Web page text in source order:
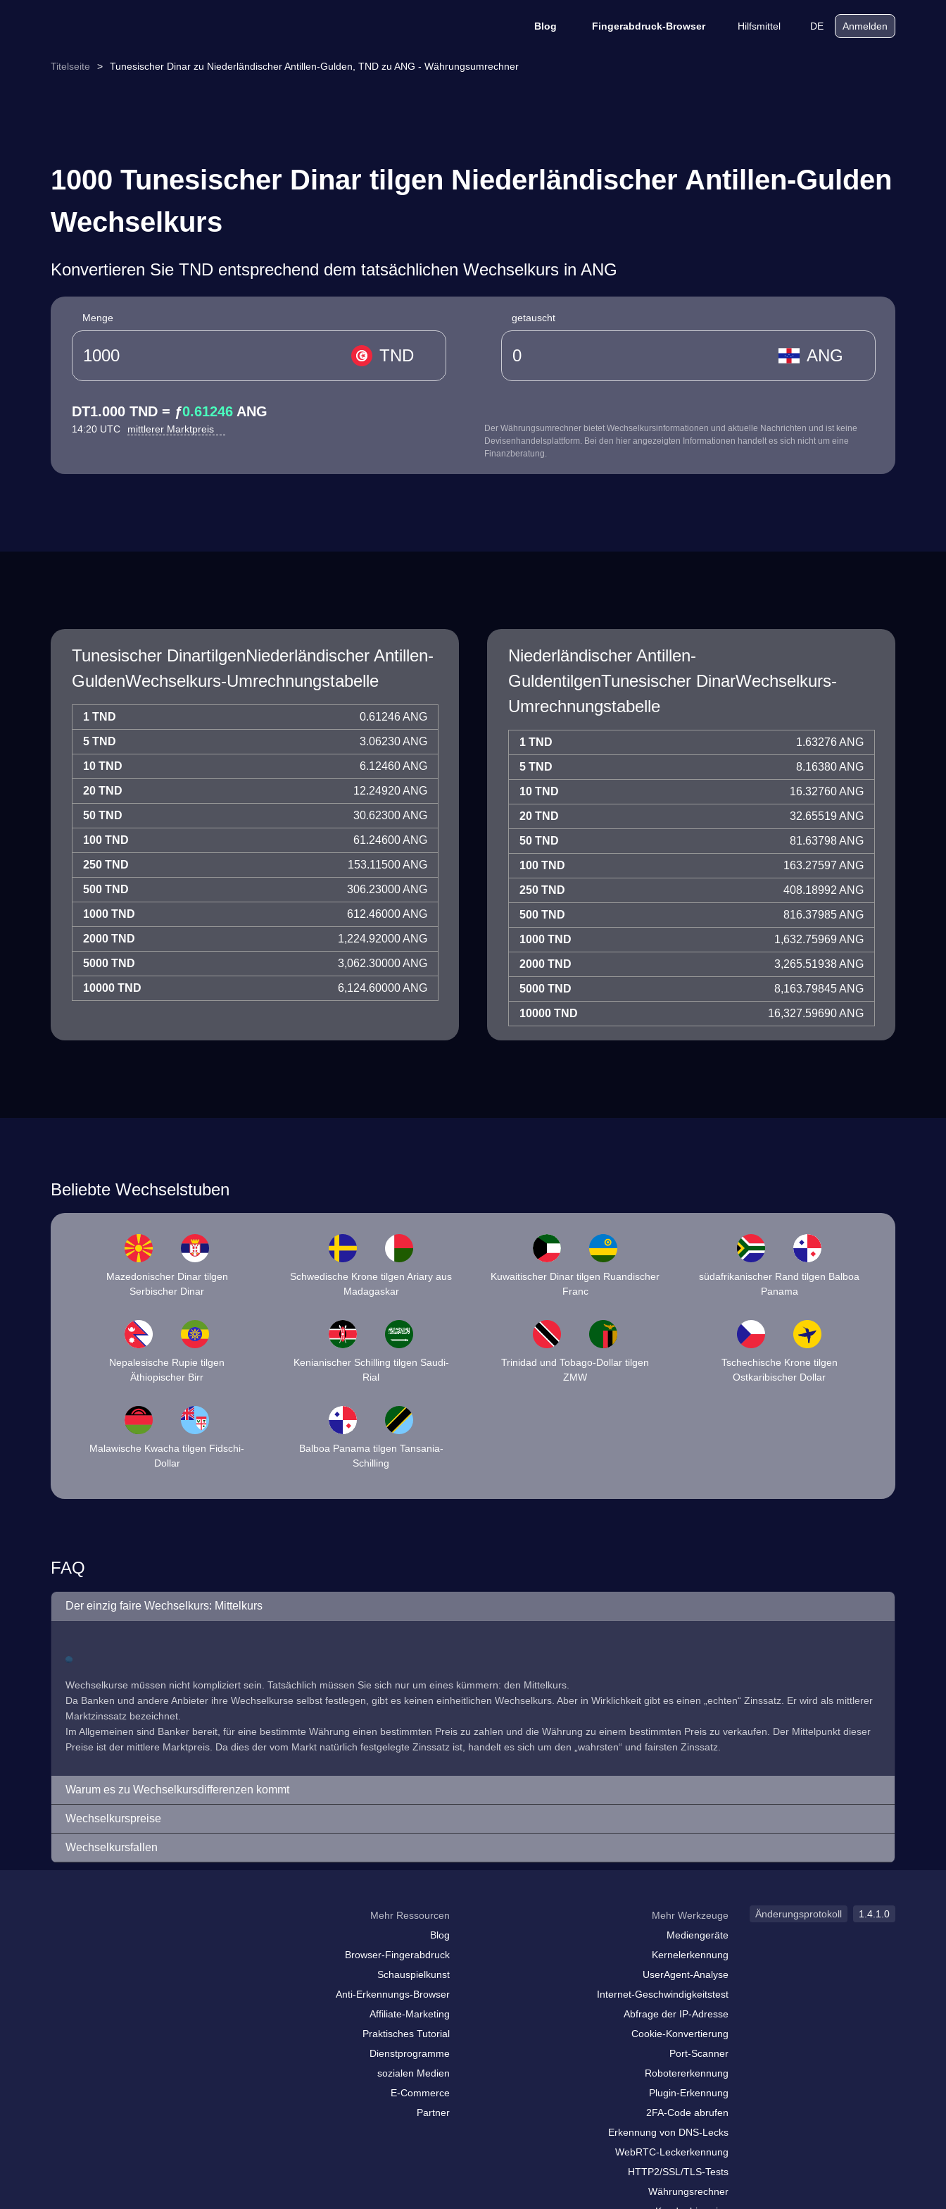
Blog Fingerabdruck-Browser Hilfsmittel DE Anmelden
Titelseite > Tunesischer Dinar zu Niederländischer Antillen-Gulden, TND zu ANG - Währungsumrechner
1000 Tunesischer Dinar tilgen Niederländischer Antillen-Gulden
Wechselkurs
Konvertieren Sie TND entsprechend dem tatsächlichen Wechselkurs in ANG
Menge
TND
getauscht
ANG
DT1.000 TND = ƒ0.61246 ANG
14:20 UTC mittlerer Marktpreis
Der Währungsumrechner bietet Wechselkursinformationen und aktuelle Nachrichten und ist keine
Devisenhandelsplattform. Bei den hier angezeigten Informationen handelt es sich nicht um eine
Finanzberatung.
Tunesischer DinartilgenNiederländischer Antillen-
GuldenWechselkurs-Umrechnungstabelle
1 TND 0.61246 ANG
5 TND 3.06230 ANG
10 TND 6.12460 ANG
20 TND 12.24920 ANG
50 TND 30.62300 ANG
100 TND 61.24600 ANG
250 TND 153.11500 ANG
500 TND 306.23000 ANG
1000 TND 612.46000 ANG
2000 TND 1,224.92000 ANG
5000 TND 3,062.30000 ANG
10000 TND 6,124.60000 ANG
Niederländischer Antillen-
GuldentilgenTunesischer DinarWechselkurs-
Umrechnungstabelle
1 TND 1.63276 ANG
5 TND 8.16380 ANG
10 TND 16.32760 ANG
20 TND 32.65519 ANG
50 TND 81.63798 ANG
100 TND 163.27597 ANG
250 TND 408.18992 ANG
500 TND 816.37985 ANG
1000 TND 1,632.75969 ANG
2000 TND 3,265.51938 ANG
5000 TND 8,163.79845 ANG
10000 TND 16,327.59690 ANG
Beliebte Wechselstuben
Mazedonischer Dinar tilgen
Serbischer Dinar
Schwedische Krone tilgen Ariary aus
Madagaskar
Kuwaitischer Dinar tilgen Ruandischer
Franc
südafrikanischer Rand tilgen Balboa
Panama
Nepalesische Rupie tilgen
Äthiopischer Birr
Kenianischer Schilling tilgen Saudi-
Rial
Trinidad und Tobago-Dollar tilgen
ZMW
Tschechische Krone tilgen
Ostkaribischer Dollar
Malawische Kwacha tilgen Fidschi-
Dollar
Balboa Panama tilgen Tansania-
Schilling
FAQ
Der einzig faire Wechselkurs: Mittelkurs
Wechselkurse müssen nicht kompliziert sein. Tatsächlich müssen Sie sich nur um eines kümmern: den Mittelkurs.
Da Banken und andere Anbieter ihre Wechselkurse selbst festlegen, gibt es keinen einheitlichen Wechselkurs. Aber in Wirklichkeit gibt es einen „echten“ Zinssatz. Er wird als mittlerer
Marktzinssatz bezeichnet.
Im Allgemeinen sind Banker bereit, für eine bestimmte Währung einen bestimmten Preis zu zahlen und die Währung zu einem bestimmten Preis zu verkaufen. Der Mittelpunkt dieser
Preise ist der mittlere Marktpreis. Da dies der vom Markt natürlich festgelegte Zinssatz ist, handelt es sich um den „wahrsten“ und fairsten Zinssatz.
Warum es zu Wechselkursdifferenzen kommt
Wechselkurspreise
Wechselkursfallen
Mehr Ressourcen
Blog
Browser-Fingerabdruck
Schauspielkunst
Anti-Erkennungs-Browser
Affiliate-Marketing
Praktisches Tutorial
Dienstprogramme
sozialen Medien
E-Commerce
Partner
Mehr Werkzeuge
Mediengeräte
Kernelerkennung
UserAgent-Analyse
Internet-Geschwindigkeitstest
Abfrage der IP-Adresse
Cookie-Konvertierung
Port-Scanner
Robotererkennung
Plugin-Erkennung
2FA-Code abrufen
Erkennung von DNS-Lecks
WebRTC-Leckerkennung
HTTP2/SSL/TLS-Tests
Währungsrechner
Änderungsprotokoll 1.4.1.0